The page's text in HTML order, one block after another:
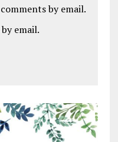
by email.
email.